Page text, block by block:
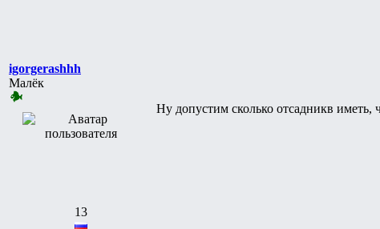
igorgerashhh
Малёк
13
Ну допустим сколько отсадникв иметь,